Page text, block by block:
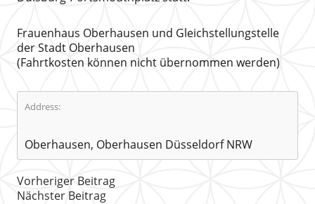
Frauenhaus Oberhausen und Gleichstellungstelle
der Stadt Oberhausen
(Fahrtkosten können nicht übernommen werden)
Address:
Oberhausen, Oberhausen Düsseldorf NRW
Vorheriger Beitrag
Nächster Beitrag